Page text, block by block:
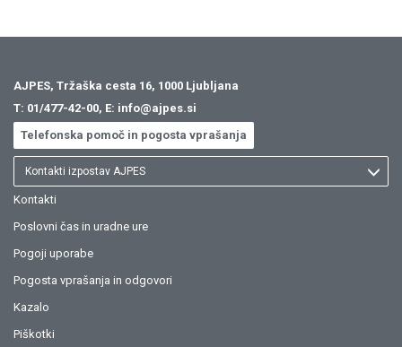
AJPES, Tržaška cesta 16, 1000 Ljubljana
T: 01/477-42-00, E: info@ajpes.si
Telefonska pomoč in pogosta vprašanja
Kontakti izpostav AJPES
Kontakti
Poslovni čas in uradne ure
Pogoji uporabe
Pogosta vprašanja in odgovori
Kazalo
Piškotki